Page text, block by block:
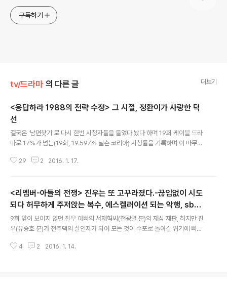
구독하기
tv/드라마 의 다른 글 더보기
<응답하라 1988의 전략 수정> 그 시절, 정환이가 사랑한 덕
선
결국은 '남편찾기'로 다시 한번 시청자들을 들었다 놨다 하며 19회 케이블 드라
마로 17%가 넘는(19회, 19.597% 닐슨 코리아) 시청률을 기록하며 이 마무리
성과다. 그 보다 놀라운 것은 이제는 확연히 세대별 시청 프로그램이 갈리는 tv
50대의 세대가 20대의 삶을 살았던 1988년이라는 '추억'과, 시대적 특수성에
도 불구하고 여전히 변함없는 '사랑'이라는 두 가지 화두가 절묘하고도 적절하
게 버무려졌다는 점이다. 그래서 엄마와 딸이 휴지로 흐르는 눈물을 닦고, 혹은
..
29 2 2016. 1. 17.
<리멤버-아들의 전쟁> 진우는 또 고꾸라졌다.-끊임없이 시도
되다 허무하게 주저앉는 복수, 에스켈러이션 되는 악행, sbs
수목극의 클리셰
9회 앞이 보이지 않던 진우 아빠의 서재혁씨(전광렬 분)의 재심 재판, 하지만 진
우(유승호 분)가 전주댁의 살인자가 되어 모든 것이 수포로 돌아갈 위기에 빠진
의 살신성인으로 진우를 옭아맸던 음모로부터 진우가 자유로워지고, 뜻하지 않
4 2 2016. 1. 14.